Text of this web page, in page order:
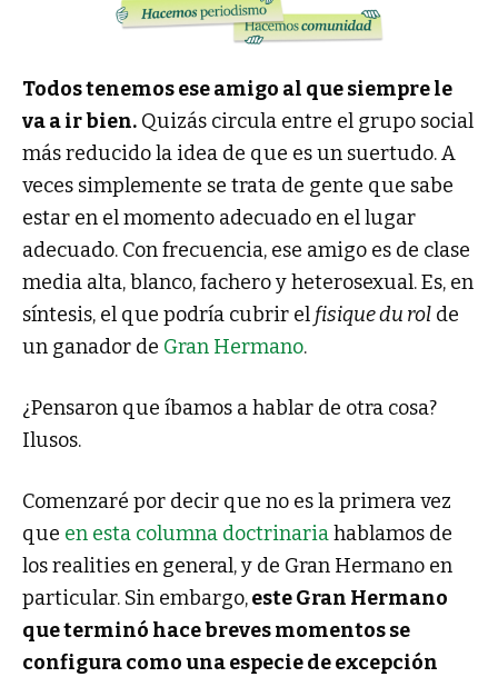
Todos tenemos ese amigo al que siempre le
va a ir bien. Quizás circula entre el grupo social
más reducido la idea de que es un suertudo. A
veces simplemente se trata de gente que sabe
estar en el momento adecuado en el lugar
adecuado. Con frecuencia, ese amigo es de clase
media alta, blanco, fachero y heterosexual. Es, en
síntesis, el que podría cubrir el fisique du rol de
un ganador de Gran Hermano.
¿Pensaron que íbamos a hablar de otra cosa?
Ilusos.
Comenzaré por decir que no es la primera vez
que en esta columna doctrinariahablamos de
los realities en general, y de Gran Hermano en
particular. Sin embargo,este Gran Hermano
que terminó hace breves momentos se
configura como una especie de excepción